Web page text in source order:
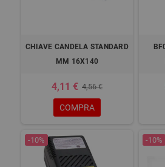
CHIAVE CANDELA STANDARD
MM 16X140
4,11 € 4,56 €
COMPRA
-10% -10%